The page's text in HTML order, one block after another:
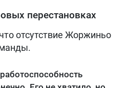
перестановках
отсутствие Жоржиньо